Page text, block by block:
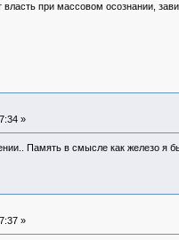
власть при массовом осознании,
»
Память в смысле как железо я
»